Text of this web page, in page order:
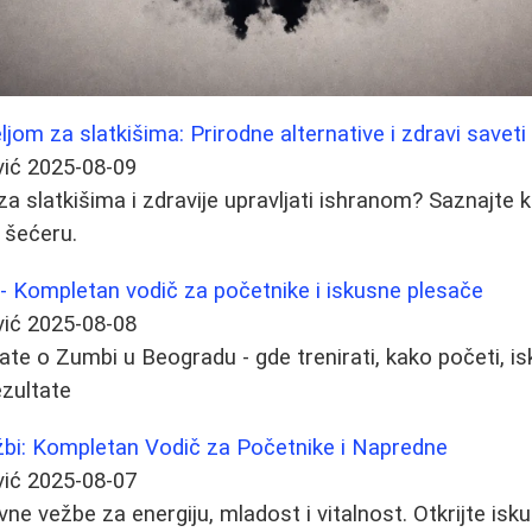
za slatkišima: Prirodne alternative i zdravi saveti
2025-08-09
slatkišima i zdravije upravljati ishranom? Saznajte
Kompletan vodič za početnike i iskusne plesače
2025-08-08
o Zumbi u Beogradu - gde trenirati, kako početi,
Kompletan Vodič za Početnike i Napredne
2025-08-07
vežbe za energiju, mladost i vitalnost. Otkrijte